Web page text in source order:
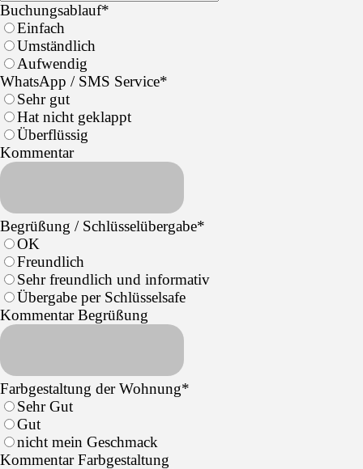
Buchungsablauf*
Einfach
Umständlich
Aufwendig
WhatsApp / SMS Service*
Sehr gut
Hat nicht geklappt
Überflüssig
Kommentar
Begrüßung / Schlüsselübergabe*
OK
Freundlich
Sehr freundlich und informativ
Übergabe per Schlüsselsafe
Kommentar Begrüßung
Farbgestaltung der Wohnung*
Sehr Gut
Gut
nicht mein Geschmack
Kommentar Farbgestaltung